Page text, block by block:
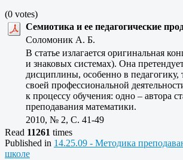
(0 votes)
Семиотика и ее педагогические
Соломоник А. Б.
В статье излагается оригинальная
и знаковых системах). Она
дисциплины, особенно в педагогику,
своей профессиональной
к процессу обучения: одно – автора
преподавания математики.
2010, № 2, C. 41-49
Read 11261 times
Published in 14.25.09 - Методика
школе